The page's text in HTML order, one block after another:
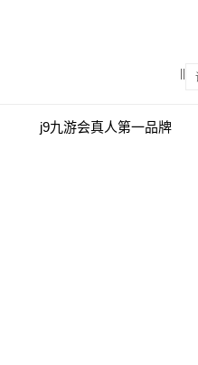
j9九游会真人第一品牌